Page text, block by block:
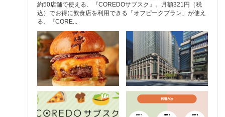
約50店舗で使える、『COREDOサブスク』。月額321円（税
込）でお得に飲食店を利用できる「オフピークプラン」が使え
る、『CORE...